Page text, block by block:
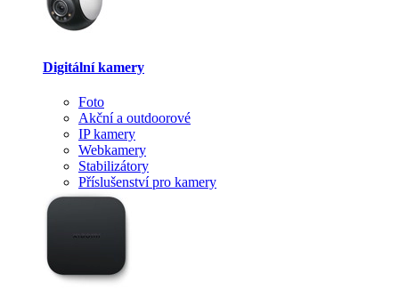
Digitální kamery
Foto
Akční a outdoorové
IP kamery
Webkamery
Stabilizátory
Příslušenství pro kamery